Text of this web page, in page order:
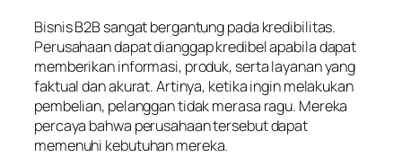
Bisnis B2B sangat bergantung pada kredibilitas.
Perusahaan dapat dianggap kredibel apabila dapat
memberikan informasi, produk, serta layanan yang
faktual dan akurat. Artinya, ketika ingin melakukan
pembelian, pelanggan tidak merasa ragu. Mereka
percaya bahwa perusahaan tersebut dapat
memenuhi kebutuhan mereka.